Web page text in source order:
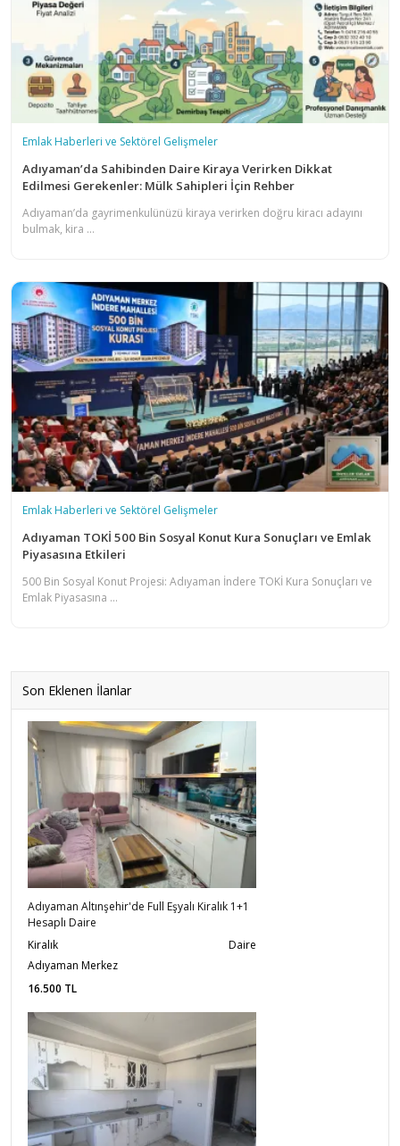
Emlak Haberleri ve Sektörel Gelişmeler
Adıyaman’da Sahibinden Daire Kiraya Verirken Dikkat
Edilmesi Gerekenler: Mülk Sahipleri İçin Rehber
Adıyaman’da gayrimenkulünüzü kiraya verirken doğru kiracı adayını
bulmak, kira ...
Emlak Haberleri ve Sektörel Gelişmeler
Adıyaman TOKİ 500 Bin Sosyal Konut Kura Sonuçları ve Emlak
Piyasasına Etkileri
500 Bin Sosyal Konut Projesi: Adıyaman İndere TOKİ Kura Sonuçları ve
Emlak Piyasasına ...
Son Eklenen İlanlar
Adıyaman Altınşehir'de Full Eşyalı Kiralık 1+1
Hesaplı Daire
Kiralık
Daire
Adıyaman Merkez
16.500 TL